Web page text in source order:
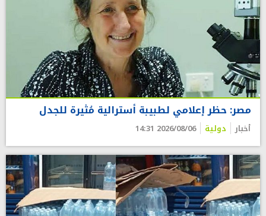
مصر: حظر إعلامي لطبيبة أسترالية مُثيرة للجدل
أخبار دولية 2026/08/06 14:31